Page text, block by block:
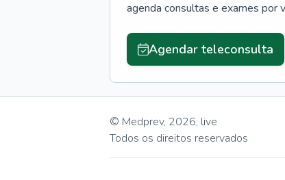
agenda consultas e exames por
Agendar teleconsulta
© Medprev, 2026, live
Todos os direitos reservados